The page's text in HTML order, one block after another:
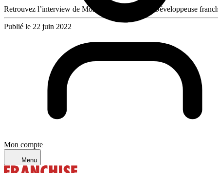
Mon compte
Menu
Retrouvez l’interview de Morgane Larfouilloux, Développeuse
Publié le 22 juin 2022